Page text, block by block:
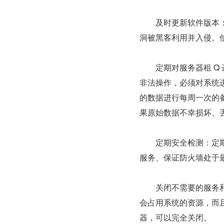
及时更新软件版本：
洞被黑客利用并入侵。
定期对服务器租 Q
非法操作，必须对系统
的数据进行每周一次的
果原始数据不幸损坏、
定期安全检测：定期
服务、保证防火墙处于
关闭不需要的服务和
会占用系统的资源，而
器，可以完全关闭。